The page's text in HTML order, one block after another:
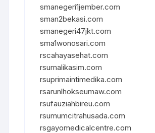
smanegeri1jember.com
sman2bekasi.com
smanegeri47jkt.com
sma1wonosari.com
rscahayasehat.com
rsumalikasim.com
rsuprimaintimedika.com
rsarunlhokseumaw.com
rsufauziahbireu.com
rsumumcitrahusada.com
rsgayomedicalcentre.com